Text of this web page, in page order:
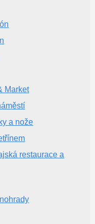
Market
a nože
restaurace a